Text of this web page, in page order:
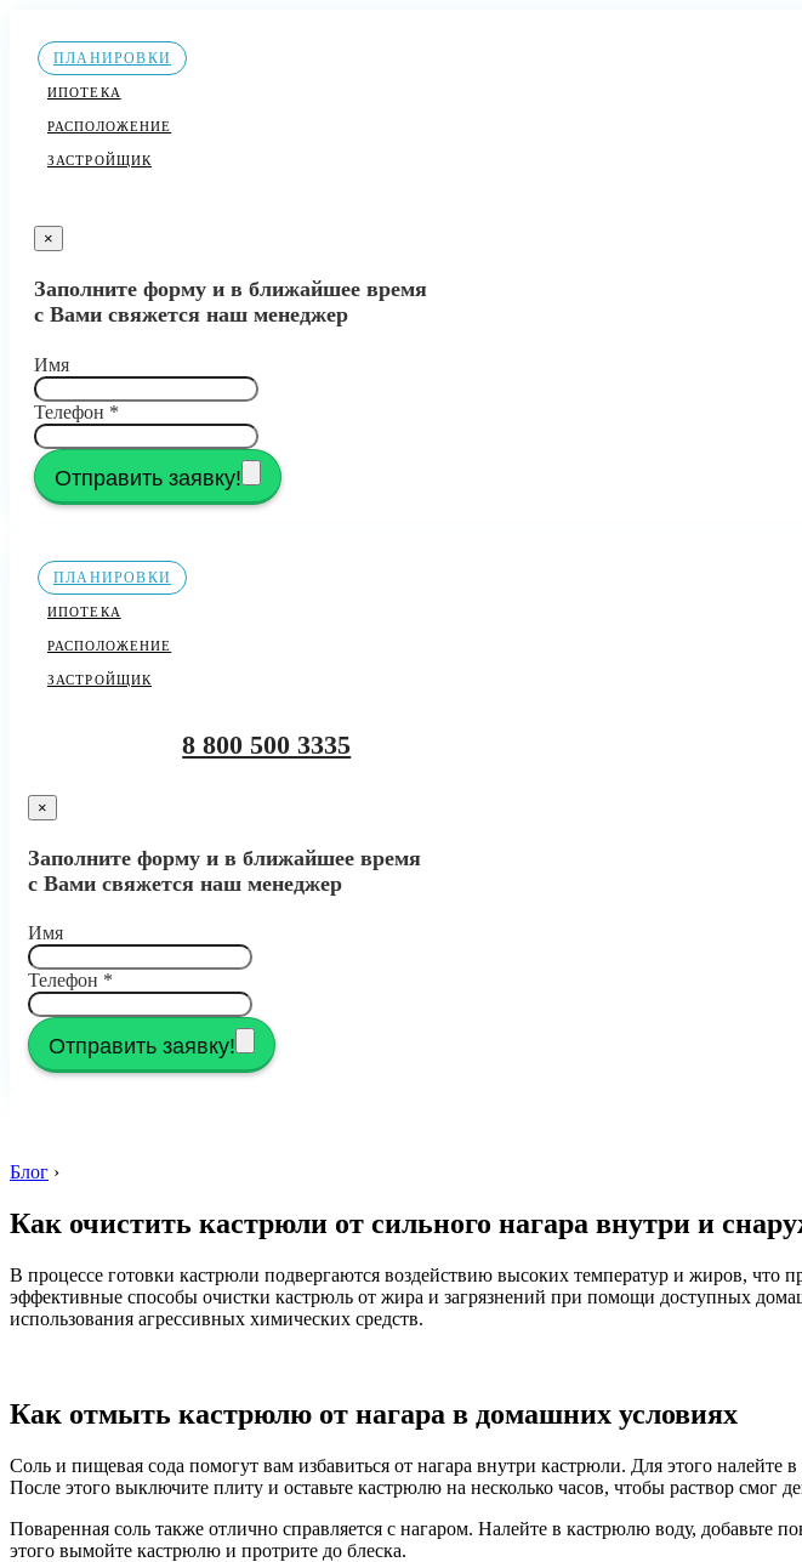
ПЛАНИРОВКИ
ИПОТЕКА
РАСПОЛОЖЕНИЕ
ЗАСТРОЙЩИК
×
Заполните форму и в ближайшее время
с Вами свяжется наш менеджер
Имя
Телефон *
Отправить заявку!
ПЛАНИРОВКИ
ИПОТЕКА
РАСПОЛОЖЕНИЕ
ЗАСТРОЙЩИК
8 800 500 3335
×
Заполните форму и в ближайшее время
с Вами свяжется наш менеджер
Имя
Телефон *
Отправить заявку!
Блог ›
Как очистить кастрюли от сильного нагара внутри и
В процессе готовки кастрюли подвергаются воздействию высоких температур и жиров, что
эффективные способы очистки кастрюль от жира и загрязнений при помощи доступных
использования агрессивных химических средств.
Как отмыть кастрюлю от нагара в домашних условиях
Соль и пищевая сода помогут вам избавиться от нагара внутри кастрюли. Для этого налейте
После этого выключите плиту и оставьте кастрюлю на несколько часов, чтобы раствор смог
Поваренная соль также отлично справляется с нагаром. Налейте в кастрюлю воду, добавьте
этого вымойте кастрюлю и протрите до блеска.